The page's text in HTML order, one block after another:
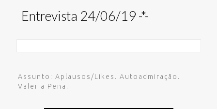
Entrevista 24/06/19 -*-
Assunto: Aplausos/Likes. Autoadmiração.
Valer a Pena.